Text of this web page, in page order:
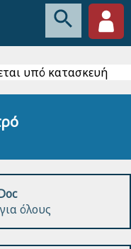
υπό κατασκευή
όλους